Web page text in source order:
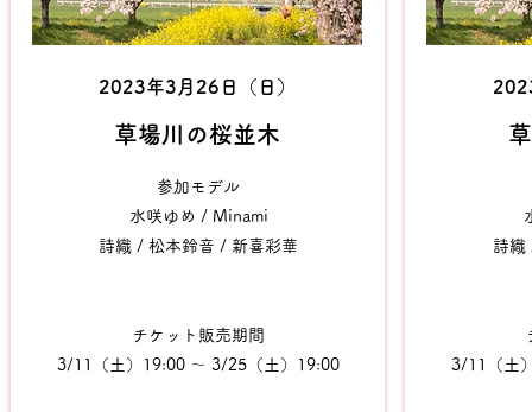
2023年3月26日（日）
​草場川の桜並木
参加モデル
水咲ゆめ / Minami
詩織 / 松本鈴音 / 新喜彩華
チケット販売期間
3/11
（土）19:00 〜 3/25（土）19:00
詩織
3/11
（土